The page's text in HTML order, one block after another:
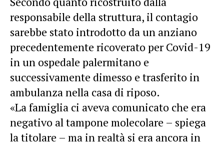
responsabile della struttura, il contagio
sarebbe stato introdotto da un anziano
precedentemente ricoverato per Covid-19
in un ospedale palermitano e
successivamente dimesso e trasferito in
ambulanza nella casa di riposo.
«La famiglia ci aveva comunicato che era
negativo al tampone molecolare – spiega
la titolare – ma in realtà si era ancora in